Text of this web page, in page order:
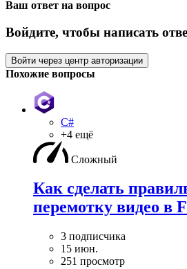
Ваш ответ на вопрос
Войдите, чтобы написать
Войти через центр авторизации
Похожие вопросы
C#
+4 ещё
Сложный
Как сделать
перемотку видео в
3 подписчика
15 июн.
251 просмотр